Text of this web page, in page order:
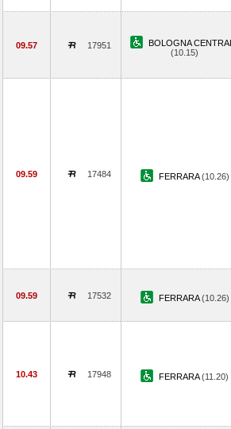
09.57 17951
BOLOGNA
(10.15)
09.59 17484 FERRARA(10.26)
09.59 17532 FERRARA(10.26)
10.43 17948 FERRARA(11.20)